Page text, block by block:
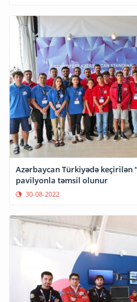
Azərbaycan Türkiyədə keçirilən
30-08-2022